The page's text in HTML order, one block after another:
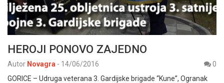
HEROJI PONOVO ZAJEDNO
Autor Novagra - 14/06/2016
0
GORICE – Udruga veterana 3. Gardijske brigade “Kune”, Ogranak